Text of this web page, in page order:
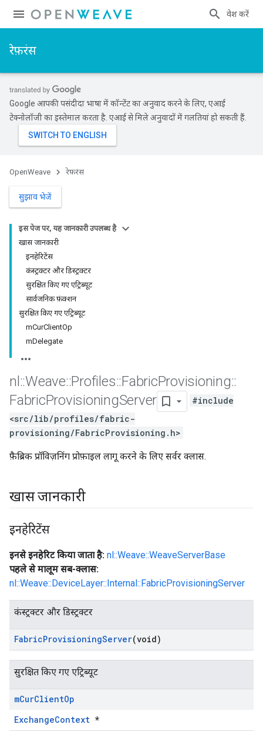
प्रवेश करें
रेफ़रंस
Google आपकी पसंदीदा भाषा में कॉन्टेंट का अनुवाद करने के लिए, एआई
टेक्नोलॉजी का इस्तेमाल करता है. एआई से मिले अनुवादों में गलतियां हो सकती हैं.
OpenWeave रेफ़रंस
सुझाव भेजें
इस पेज पर, यह जानकारी उपलब्ध है
खास जानकारी
इनहेरिटेंस
कंस्ट्रक्टर और डिस्ट्रक्टर
सुरक्षित किए गए एट्रिब्यूट
सार्वजनिक फ़ंक्शन
सुरक्षित किए गए एट्रिब्यूट
mCurClientOp
mDelegate
nl ::Weave::Profiles::FabricProvisioning::
FabricProvisioningServer
#include
<src/lib/profiles/fabric-
provisioning/FabricProvisioning.h>
फ़ैब्रिक प्रॉविज़निंग प्रोफ़ाइल लागू करने के लिए सर्वर क्लास.
खास जानकारी
इनहेरिटेंस
इनसे इनहेरिट किया जाता है: nl::Weave::WeaveServerBase
पहले से मालूम सब-क्लास:
nl::Weave::DeviceLayer::Internal::FabricProvisioningServer
कंस्ट्रक्टर और डिस्ट्रक्टर
FabricProvisioningServer(void)
सुरक्षित किए गए एट्रिब्यूट
mCurClientOp
ExchangeContext *